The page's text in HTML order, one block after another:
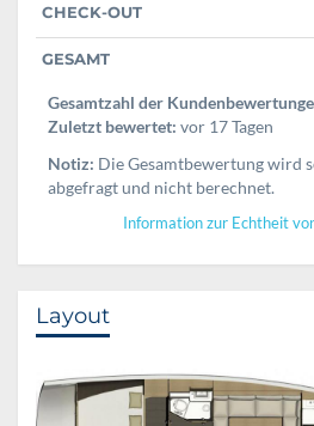
CHECK-OUT
GESAMT
Gesamtzahl der
Zuletzt bewertet: vor 17 Tagen
Notiz: Die Gesamtbewertung wird
abgefragt und nicht berechnet.
Information zur Echtheit
Layout